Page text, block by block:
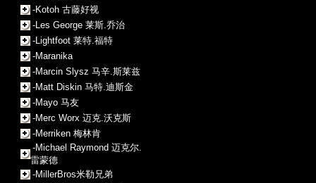
-Kotoh 古藤好视
-Les George 莱斯.乔治
-Lightfoot 莱特.福特
-Maranika
-Marcin Slysz 马辛.斯莱兹
-Matt Diskin 马特.迪斯金
-Mayo 马友
-Merc Worx 迈克.沃克斯
-Merriken 梅林肯
-Michael Raymond 迈克尔.
雷蒙德
-MillerBros米勒兄弟